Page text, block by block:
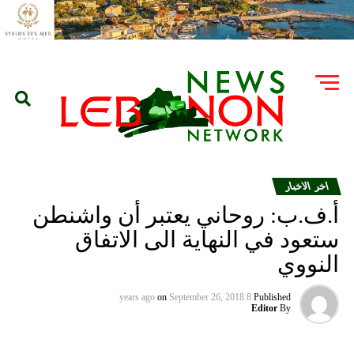
اخر الاخبار
أ.ف.ب: روحاني يعتبر أن واشنطن
ستعود في النهاية الى الاتفاق
النووي
Published
8 years ago
on September 26, 2018
By
Editor